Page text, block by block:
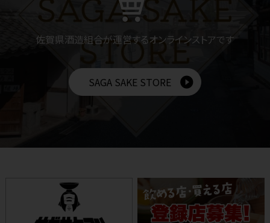
佐賀県酒造組合が運営するオンラインストアです
SAGA SAKE STORE